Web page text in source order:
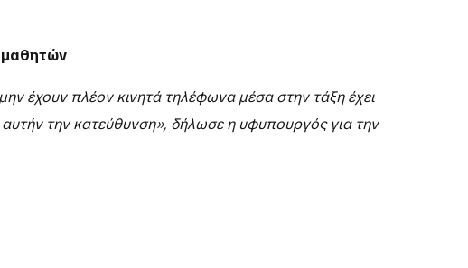
μαθητών
έχουν πλέον κινητά τηλέφωνα μέσα στην τάξη έχει
την κατεύθυνση», δήλωσε η υφυπουργός για την